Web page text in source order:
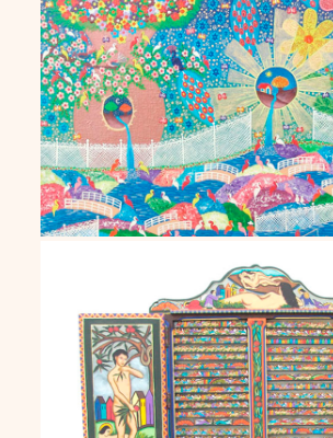
Ernane Cortat
Geraldo de Andrade